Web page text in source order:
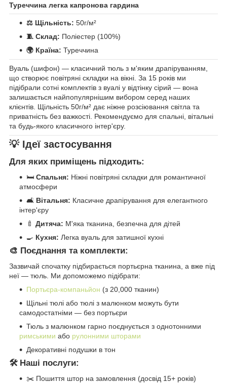
Туреччина легка капронова гардина
⚖️ Щільність: 50г/м²
🧵 Склад: Поліестер (100%)
🌍 Країна: Туреччина
Вуаль (шифон) — класичний тюль з м'яким драпіруванням,
що створює повітряні складки на вікні. За 15 років ми
підібрали сотні комплектів з вуалі у відтінку сірий — вона
залишається найпопулярнішим вибором серед наших
клієнтів. Щільність 50г/м² дає ніжне розсіювання світла та
приватність без важкості. Рекомендуємо для спальні, вітальні
та будь-якого класичного інтер'єру.
💡 Ідеї застосування
Для яких приміщень підходить:
🛏️ Спальня: Ніжні повітряні складки для романтичної
атмосфери
🛋️ Вітальня: Класичне драпірування для елегантного
інтер'єру
🍼 Дитяча: М'яка тканина, безпечна для дітей
🍳 Кухня: Легка вуаль для затишної кухні
🎨 Поєднання та комплекти:
Зазвичай спочатку підбирається портьєрна тканина, а вже під
неї — тюль. Ми допоможемо підібрати:
Портьєра-компаньйон (з 20,000 тканин)
Щільні тюлі або тюлі з малюнком можуть бути
самодостатніми — без портьєри
Тюль з малюнком гарно поєднується з однотонними
римськими або рулонними шторами
Декоративні подушки в тон
🛠️ Наші послуги:
✂️ Пошиття штор на замовлення (досвід 15+ років)